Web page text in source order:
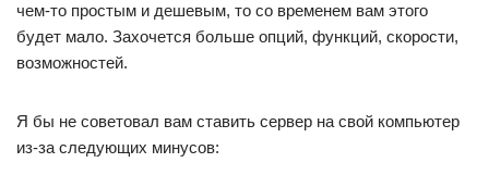
чем-то простым и дешевым, то со временем вам этого
будет мало. Захочется больше опций, функций, скорости,
возможностей.
Я бы не советовал вам ставить сервер на свой компьютер
из-за следующих минусов: